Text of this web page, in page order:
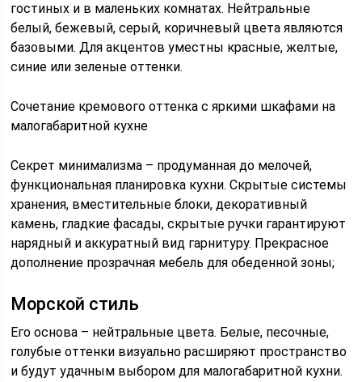
гостиных и в маленьких комнатах. Нейтральные
белый, бежевый, серый, коричневый цвета являются
базовыми. Для акцентов уместны красные, желтые,
синие или зеленые оттенки.
Сочетание кремового оттенка с яркими шкафами на
малогабаритной кухне
Секрет минимализма – продуманная до мелочей,
функциональная планировка кухни. Скрытые системы
хранения, вместительные блоки, декоративный
камень, гладкие фасады, скрытые ручки гарантируют
нарядный и аккуратный вид гарнитуру. Прекрасное
дополнение прозрачная мебель для обеденной зоны;
Морской стиль
Его основа – нейтральные цвета. Белые, песочные,
голубые оттенки визуально расширяют пространство
и будут удачным выбором для малогабаритной кухни.